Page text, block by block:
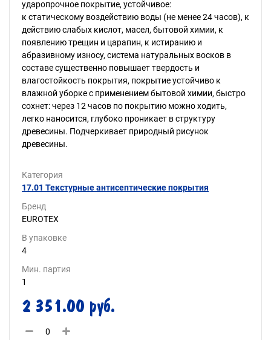
ударопрочное покрытие, устойчивое:
к статическому воздействию воды (не менее 24 часов), к
действию слабых кислот, масел, бытовой химии, к
появлению трещин и царапин, к истиранию и
абразивному износу, система натуральных восков в
составе существенно повышает твердость и
влагостойкость покрытия, покрытие устойчиво к
влажной уборке с применением бытовой химии, быстро
сохнет: через 12 часов по покрытию можно ходить,
легко наносится, глубоко проникает в структуру
древесины. Подчеркивает природный рисунок
древесины.
Категория
17.01 Текстурные антисептические покрытия
Бренд
EUROTEX
В упаковке
4
Мин. партия
1
2 351.00 руб.